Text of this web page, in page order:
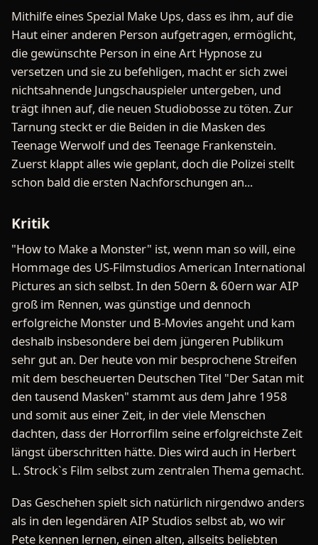
Mithilfe eines Spezial Make Ups, dass es ihm, auf die
Haut einer anderen Person aufgetragen, ermöglicht,
die gewünschte Person in eine Art Hypnose zu
versetzen und sie zu befehligen, macht er sich zwei
nichtsahnende Jungschauspieler untergeben, und
trägt ihnen auf, die neuen Studiobosse zu töten. Zur
Tarnung steckt er die Beiden in die Masken des
Teenage Werwolf und des Teenage Frankenstein.
Zuerst klappt alles wie geplant, doch die Polizei stellt
schon bald die ersten Nachforschungen an...
Kritik
"How to Make a Monster" ist, wenn man so will, eine
Hommage des US-Filmstudios American International
Pictures an sich selbst. In den 50ern & 60ern war AIP
groß im Rennen, was günstige und dennoch
erfolgreiche Monster und B-Movies angeht und kam
deshalb insbesondere bei dem jüngeren Publikum
sehr gut an. Der heute von mir besprochene Streifen
mit dem bescheuerten Deutschen Titel "Der Satan mit
den tausend Masken" stammt aus dem Jahre 1958
und somit aus einer Zeit, in der viele Menschen
dachten, dass der Horrorfilm seine erfolgreichste Zeit
längst überschritten hätte. Dies wird auch in Herbert
L. Strock`s Film selbst zum zentralen Thema gemacht.
Das Geschehen spielt sich natürlich nirgendwo anders
als in den legendären AIP Studios selbst ab, wo wir
Pete kennen lernen, einen alten, allseits beliebten